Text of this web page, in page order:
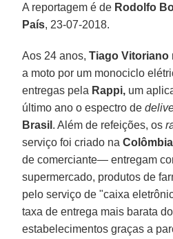
A reportagem é de Rodolfo
País, 23-07-2018.
Aos 24 anos,Tiago Vitoriano
a moto por um monociclo
entregas pela Rappi, um
último ano o espectro de
Brasil . Além de refeições, os
serviço foi criado naColômbia
de comerciante— entregam
supermercado, produtos de
pelo serviço de "caixa
taxa de entrega mais barata
estabelecimentos graças a